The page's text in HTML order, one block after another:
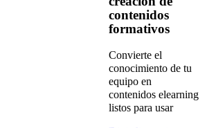
contenidos
formativos
Convierte el
conocimiento de tu
equipo en
contenidos elearning
listos para usar